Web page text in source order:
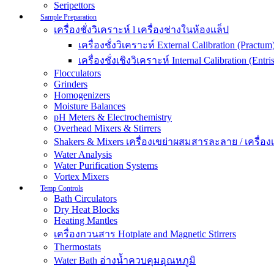
Seripettors
Sample Preparation
เครื่องชั่งวิเคราะห์ l เครื่องช่างในห้องแล็ป
เครื่องชั่งวิเคราะห์ External Calibration
เครื่องชั่งเชิงวิเคราะห์ Internal Calibration
Flocculators
Grinders
Homogenizers
Moisture Balances
pH Meters & Electrochemistry
Overhead Mixers & Stirrers
Shakers & Mixers เครื่องเขย่าผสมสารละลาย / เครื่อง
Water Analysis
Water Purification Systems
Vortex Mixers
Temp Controls
Bath Circulators
Dry Heat Blocks
Heating Mantles
เครื่องกวนสาร Hotplate and Magnetic Stirrers
Thermostats
Water Bath อ่างน้ำควบคุมอุณหภูมิ